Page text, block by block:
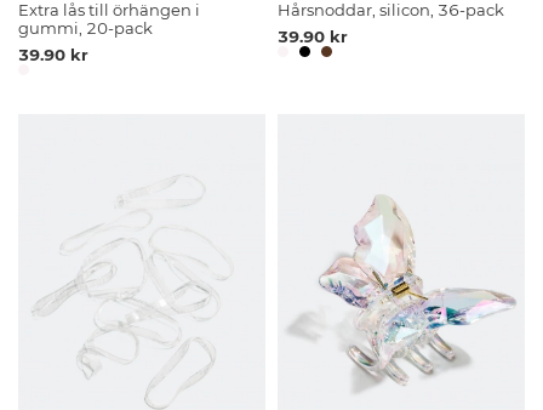
Extra lås till örhängen i
gummi, 20-pack
39.90 kr
Hårsnoddar, silicon, 36-pack
39.90 kr